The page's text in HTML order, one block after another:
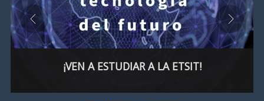
¡VEN A ESTUDIAR A LA ETSIT!